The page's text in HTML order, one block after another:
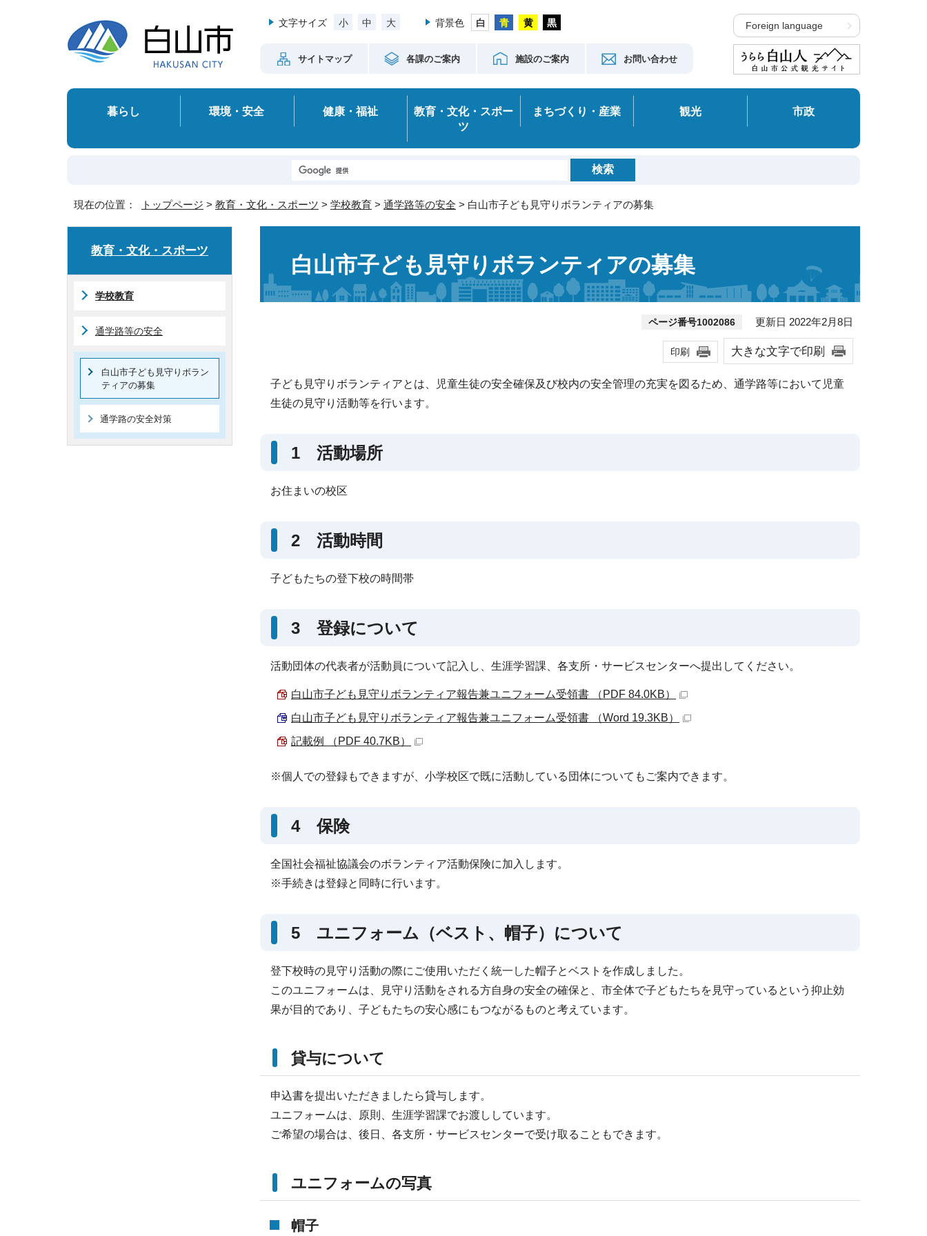
文字サイズ 小 中 大 背景色
サイトマップ 各課のご案内 施設のご案内 お問い合わせ
Foreign language
暮らし 環境・安全 健康・福祉
教育・文化・スポー
ツ
まちづくり・産業 観光 市政
現在の位置： トップページ > 教育・文化・スポーツ > 学校教育 > 通学路等の安全 > 白山市子ども見守りボランティアの募集
白山市子ども見守りボランティアの募集
ページ番号1002086 更新日 2022年2月8日
印刷 大きな文字で印刷
子ども見守りボランティアとは、児童生徒の安全確保及び校内の安全管理の充実を図るため、通学路等において児童
生徒の見守り活動等を行います。
1 活動場所
お住まいの校区
2 活動時間
子どもたちの登下校の時間帯
3 登録について
活動団体の代表者が活動員について記入し、生涯学習課、各支所・サービスセンターへ提出してください。
白山市子ども見守りボランティア報告兼ユニフォーム受領書 （PDF 84.0KB）
白山市子ども見守りボランティア報告兼ユニフォーム受領書 （Word 19.3KB）
記載例 （PDF 40.7KB）
※個人での登録もできますが、小学校区で既に活動している団体についてもご案内できます。
4 保険
全国社会福祉協議会のボランティア活動保険に加入します。
※手続きは登録と同時に行います。
5 ユニフォーム（ベスト、帽子）について
登下校時の見守り活動の際にご使用いただく統一した帽子とベストを作成しました。
このユニフォームは、見守り活動をされる方自身の安全の確保と、市全体で子どもたちを見守っているという抑止効
果が目的であり、子どもたちの安心感にもつながるものと考えています。
貸与について
申込書を提出いただきましたら貸与します。
ユニフォームは、原則、生涯学習課でお渡ししています。
ご希望の場合は、後日、各支所・サービスセンターで受け取ることもできます。
ユニフォームの写真
帽子
教育・文化・スポーツ
学校教育
通学路等の安全
白山市子ども見守りボラン
ティアの募集
通学路の安全対策